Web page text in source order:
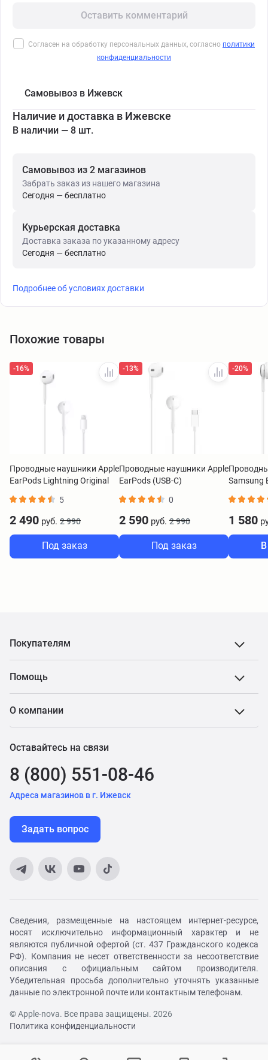
Оставить комментарий
Согласен на обработку персональных данных, согласно политики
конфиденциальности
Самовывоз в Ижевск
Наличие и доставка в Ижевске
В наличии — 8 шт.
Самовывоз из 2 магазинов
Забрать заказ из нашего магазина
Сегодня — бесплатно
Курьерская доставка
Доставка заказа по указанному адресу
Сегодня — бесплатно
Подробнее об условиях доставки
Похожие товары
-16%
Проводные наушники Apple
EarPods Lightning Original
5
2 490 руб. 2 990
Под заказ
-13%
Проводные наушники Apple
EarPods (USB-C)
0
2 590 руб. 2 990
Под заказ
-20%
Samsung
1 580
Покупателям
Помощь
О компании
Оставайтесь на связи
8 (800) 551-08-46
Адреса магазинов в г. Ижевск
Задать вопрос
Сведения, размещенные на настоящем интернет-ресурсе,
носят исключительно информационный характер и не
являются публичной офертой (ст. 437 Гражданского кодекса
РФ). Компания не несет ответственности за несоответствие
описания с официальным сайтом производителя.
Убедительная просьба дополнительно уточнять указанные
данные по электронной почте или контактным телефонам.
© Apple-nova. Все права защищены. 2026
Политика конфиденциальности